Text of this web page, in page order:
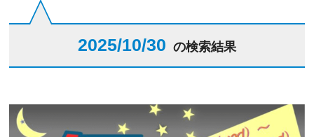
2025/10/30 の検索結果